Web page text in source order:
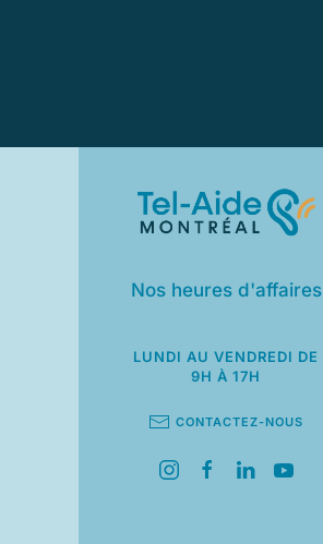
Nos heures d'affaires
LUNDI AU VENDREDI DE
9H À 17H
CONTACTEZ-NOUS